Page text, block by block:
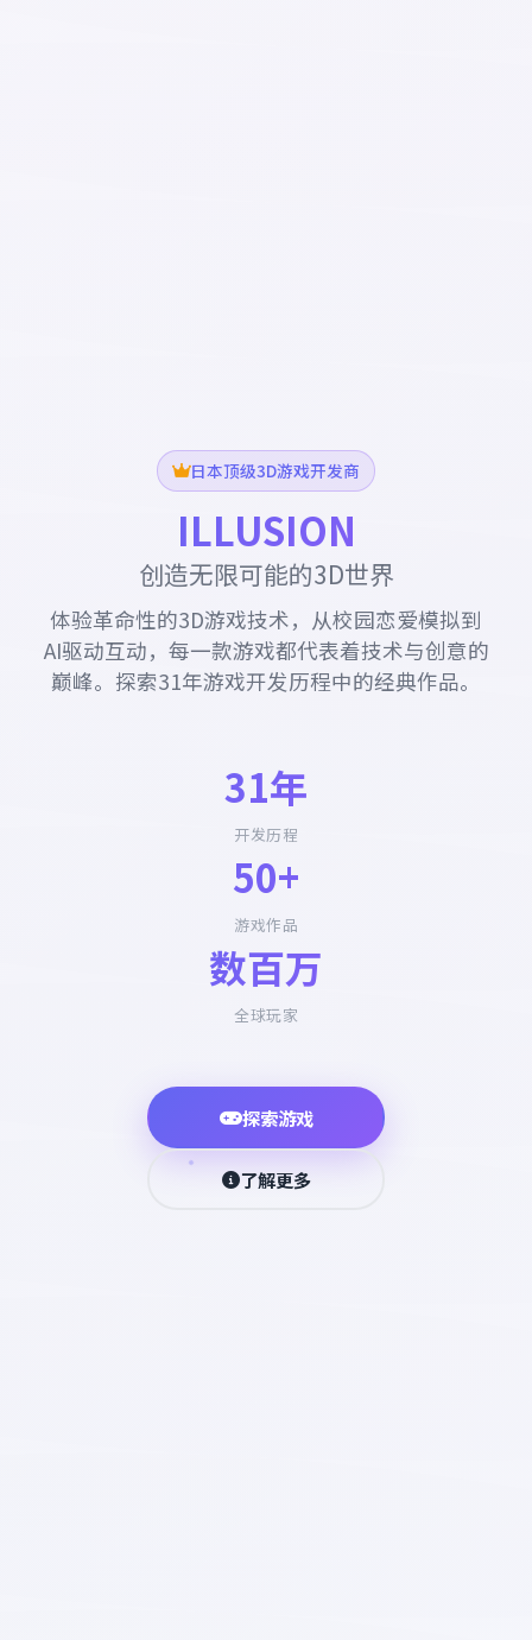
日本顶级3D游戏开发商
ILLUSION
创造无限可能的3D世界
体验革命性的3D游戏技术，从校园恋爱模拟到
AI驱动互动，每一款游戏都代表着技术与创意的
巅峰。探索31年游戏开发历程中的经典作品。
31年
开发历程
50+
游戏作品
数百万
全球玩家
探索游戏
了解更多